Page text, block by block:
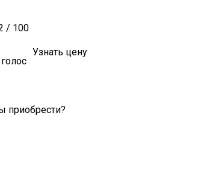
/ 100
Узнать цену
приобрести?